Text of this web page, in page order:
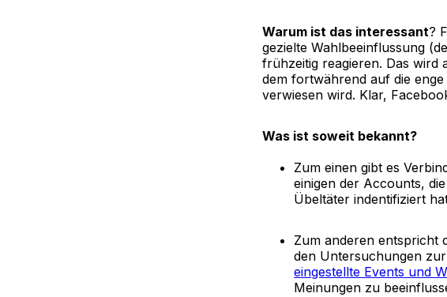
Warum ist das interessant?
gezielte Wahlbeeinflussung
frühzeitig reagieren. Das wird
dem fortwährend auf die
verwiesen wird. Klar,
Was ist soweit bekannt?
Zum einen gibt es
einigen der Accounts,
Übeltäter indentifiziert
Zum anderen entspricht
den Untersuchungen
eingestellte Events und
Meinungen zu